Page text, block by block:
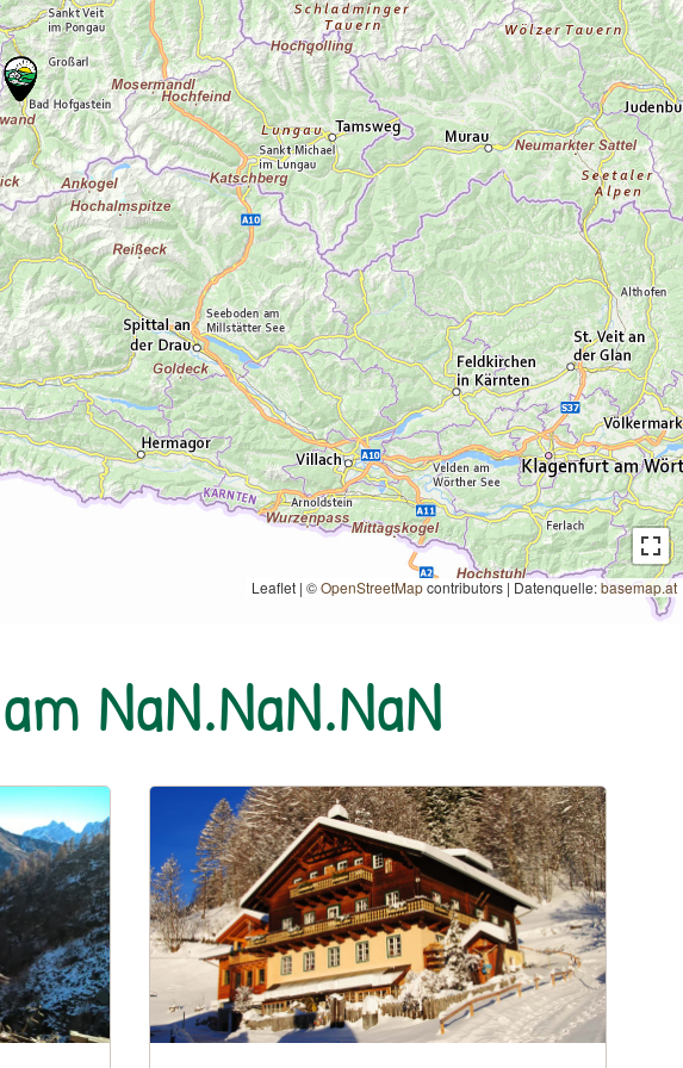
Leaflet | ©OpenStreetMapcontributors | Datenquelle:basemap.at
NaN.NaN.NaN
nehmen Gesundheit fördern
Urlaub am Bauernhof: Sturm-Archehof